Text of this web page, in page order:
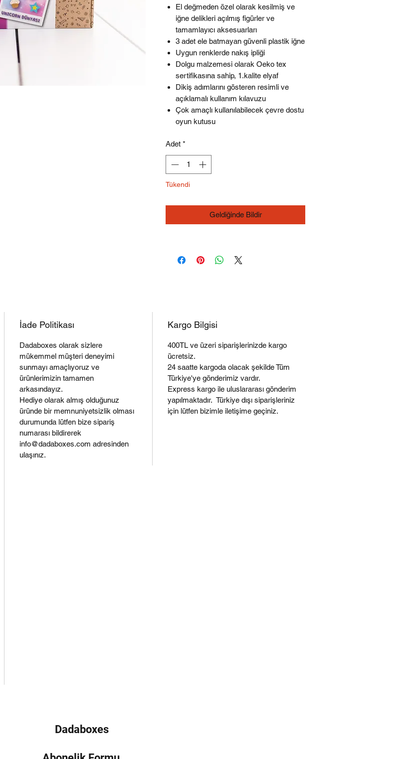
El değmeden özel olarak kesilmiş ve
iğne delikleri açılmış figürler ve
tamamlayıcı aksesuarları
3 adet ele batmayan güvenli plastik iğne
Uygun renklerde nakış ipliği
Dolgu malzemesi olarak Oeko tex
sertifikasına sahip, 1.kalite elyaf
Dikiş adımlarını gösteren resimli ve
açıklamalı kullanım kılavuzu
Çok amaçlı kullanılabilecek çevre dostu
oyun kutusu
Adet *
Tükendi
Geldiğinde Bildir
İade Politikası
Dadaboxes olarak sizlere
mükemmel müşteri deneyimi
sunmayı amaçlıyoruz ve
ürünlerimizin tamamen
arkasındayız.
Hediye olarak almış olduğunuz
üründe bir memnuniyetsizlik olması
durumunda lütfen bize sipariş
numarası bildirerek
info@dadaboxes.com adresinden
ulaşınız.
Kargo Bilgisi
400TL ve üzeri siparişlerinizde kargo
ücretsiz.
24 saatte kargoda olacak şekilde Tüm
Türkiye'ye gönderimiz vardır.
Express kargo ile uluslararası gönderim
yapılmaktadır. Türkiye dışı siparişleriniz
için lütfen bizimle iletişime geçiniz.
Dadaboxes